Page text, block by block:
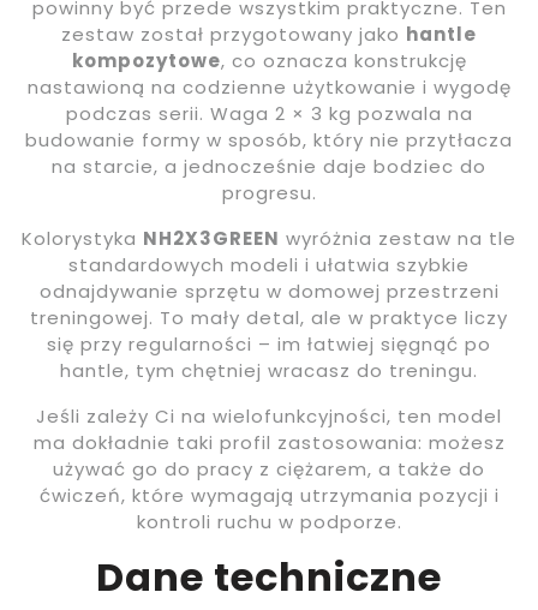
powinny być przede wszystkim praktyczne. Ten
zestaw został przygotowany jako hantle
kompozytowe, co oznacza konstrukcję
nastawioną na codzienne użytkowanie i wygodę
podczas serii. Waga 2 × 3 kg pozwala na
budowanie formy w sposób, który nie przytłacza
na starcie, a jednocześnie daje bodziec do
progresu.
Kolorystyka NH2X3GREEN wyróżnia zestaw na tle
standardowych modeli i ułatwia szybkie
odnajdywanie sprzętu w domowej przestrzeni
treningowej. To mały detal, ale w praktyce liczy
się przy regularności – im łatwiej sięgnąć po
hantle, tym chętniej wracasz do treningu.
Jeśli zależy Ci na wielofunkcyjności, ten model
ma dokładnie taki profil zastosowania: możesz
używać go do pracy z ciężarem, a także do
ćwiczeń, które wymagają utrzymania pozycji i
kontroli ruchu w podporze.
Dane techniczne